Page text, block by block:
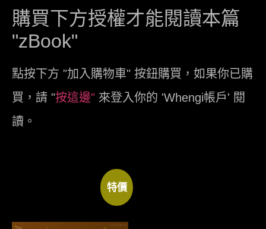
購買下方授權才能閱讀本篇
"zBook"
點按下方 "加入購物車" 按鈕購買，如果你已購
買，請 "按這邊" 來登入你的 'Whengi帳戶' 閱
讀。
特價